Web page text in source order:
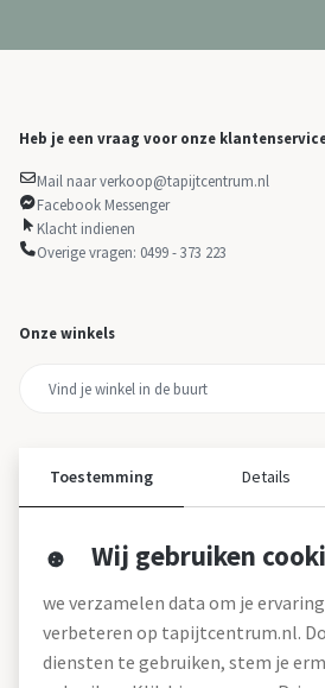
Heb je een vraag voor onze
Mail naar verkoop@tapijtcentrum.nl
Facebook Messenger
Klacht indienen
Overige vragen: 0499 - 373 223
Onze winkels
Over tapijtcentrum
Werken bij
Toestemming Details
Wij gebruiken
we verzamelen data om je
verbeteren op tapijtcentrum.nl.
diensten te gebruiken, stem je